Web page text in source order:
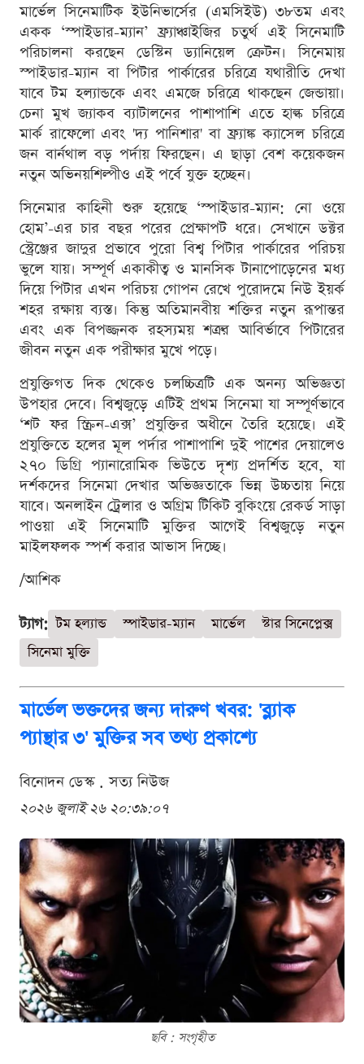
মার্ভেল সিনেমাটিক ইউনিভার্সের (এমসিইউ) ৩৮তম এবং
একক ‘স্পাইডার-ম্যান’ ফ্র্যাঞ্চাইজির চতুর্থ এই সিনেমাটি
পরিচালনা করছেন ডেস্টিন ড্যানিয়েল ক্রেটন। সিনেমায়
স্পাইডার-ম্যান বা পিটার পার্কারের চরিত্রে যথারীতি দেখা
যাবে টম হল্যান্ডকে এবং এমজে চরিত্রে থাকছেন জেন্ডায়া।
চেনা মুখ জ্যাকব ব্যাটালনের পাশাপাশি এতে হাল্ক চরিত্রে
মার্ক রাফেলো এবং 'দ্য পানিশার' বা ফ্র্যাঙ্ক ক্যাসেল চরিত্রে
জন বার্নথাল বড় পর্দায় ফিরছেন। এ ছাড়া বেশ কয়েকজন
নতুন অভিনয়শিল্পীও এই পর্বে যুক্ত হচ্ছেন।
সিনেমার কাহিনী শুরু হয়েছে ‘স্পাইডার-ম্যান: নো ওয়ে
হোম’-এর চার বছর পরের প্রেক্ষাপট ধরে। সেখানে ডক্টর
স্ট্রেঞ্জের জাদুর প্রভাবে পুরো বিশ্ব পিটার পার্কারের পরিচয়
ভুলে যায়। সম্পূর্ণ একাকীত্ব ও মানসিক টানাপোড়েনের মধ্য
দিয়ে পিটার এখন পরিচয় গোপন রেখে পুরোদমে নিউ ইয়র্ক
শহর রক্ষায় ব্যস্ত। কিন্তু অতিমানবীয় শক্তির নতুন রূপান্তর
এবং এক বিপজ্জনক রহস্যময় শত্রুর আবির্ভাবে পিটারের
জীবন নতুন এক পরীক্ষার মুখে পড়ে।
প্রযুক্তিগত দিক থেকেও চলচ্চিত্রটি এক অনন্য অভিজ্ঞতা
উপহার দেবে। বিশ্বজুড়ে এটিই প্রথম সিনেমা যা সম্পূর্ণভাবে
‘শট ফর স্ক্রিন-এক্স’ প্রযুক্তির অধীনে তৈরি হয়েছে। এই
প্রযুক্তিতে হলের মূল পর্দার পাশাপাশি দুই পাশের দেয়ালেও
২৭০ ডিগ্রি প্যানারোমিক ভিউতে দৃশ্য প্রদর্শিত হবে, যা
দর্শকদের সিনেমা দেখার অভিজ্ঞতাকে ভিন্ন উচ্চতায় নিয়ে
যাবে। অনলাইন ট্রেলার ও অগ্রিম টিকিট বুকিংয়ে রেকর্ড সাড়া
পাওয়া এই সিনেমাটি মুক্তির আগেই বিশ্বজুড়ে নতুন
মাইলফলক স্পর্শ করার আভাস দিচ্ছে।
/আশিক
ট্যাগ: টম হল্যান্ড স্পাইডার-ম্যান মার্ভেল
স্টার সিনেপ্লেক্স
সিনেমা মুক্তি
মার্ভেল ভক্তদের জন্য দারুণ খবর: 'ব্ল্যাক
প্যান্থার ৩' মুক্তির সব তথ্য প্রকাশ্যে
বিনোদন ডেস্ক . সত্য নিউজ
২০২৬ জুলাই ২৬ ২০:৩৯:০৭
ছবি : সংগৃহীত